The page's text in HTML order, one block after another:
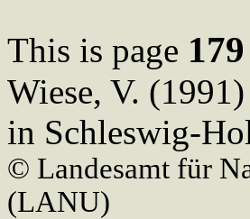
This is page 179
Wiese, V.
in Schleswig-
© Landesamt für
(LANU)